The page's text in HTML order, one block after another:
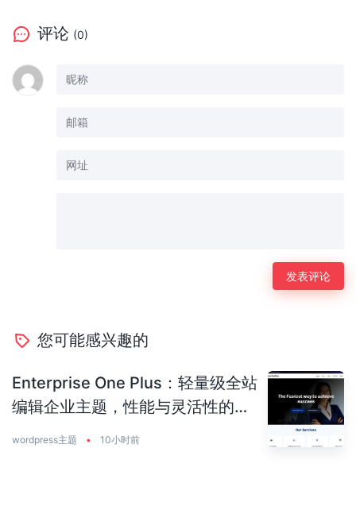
评论 (0)
您可能感兴趣的
Enterprise One Plus：轻量级全站
编辑企业主题，性能与灵活性的完
wordpress主题 • 10小时前